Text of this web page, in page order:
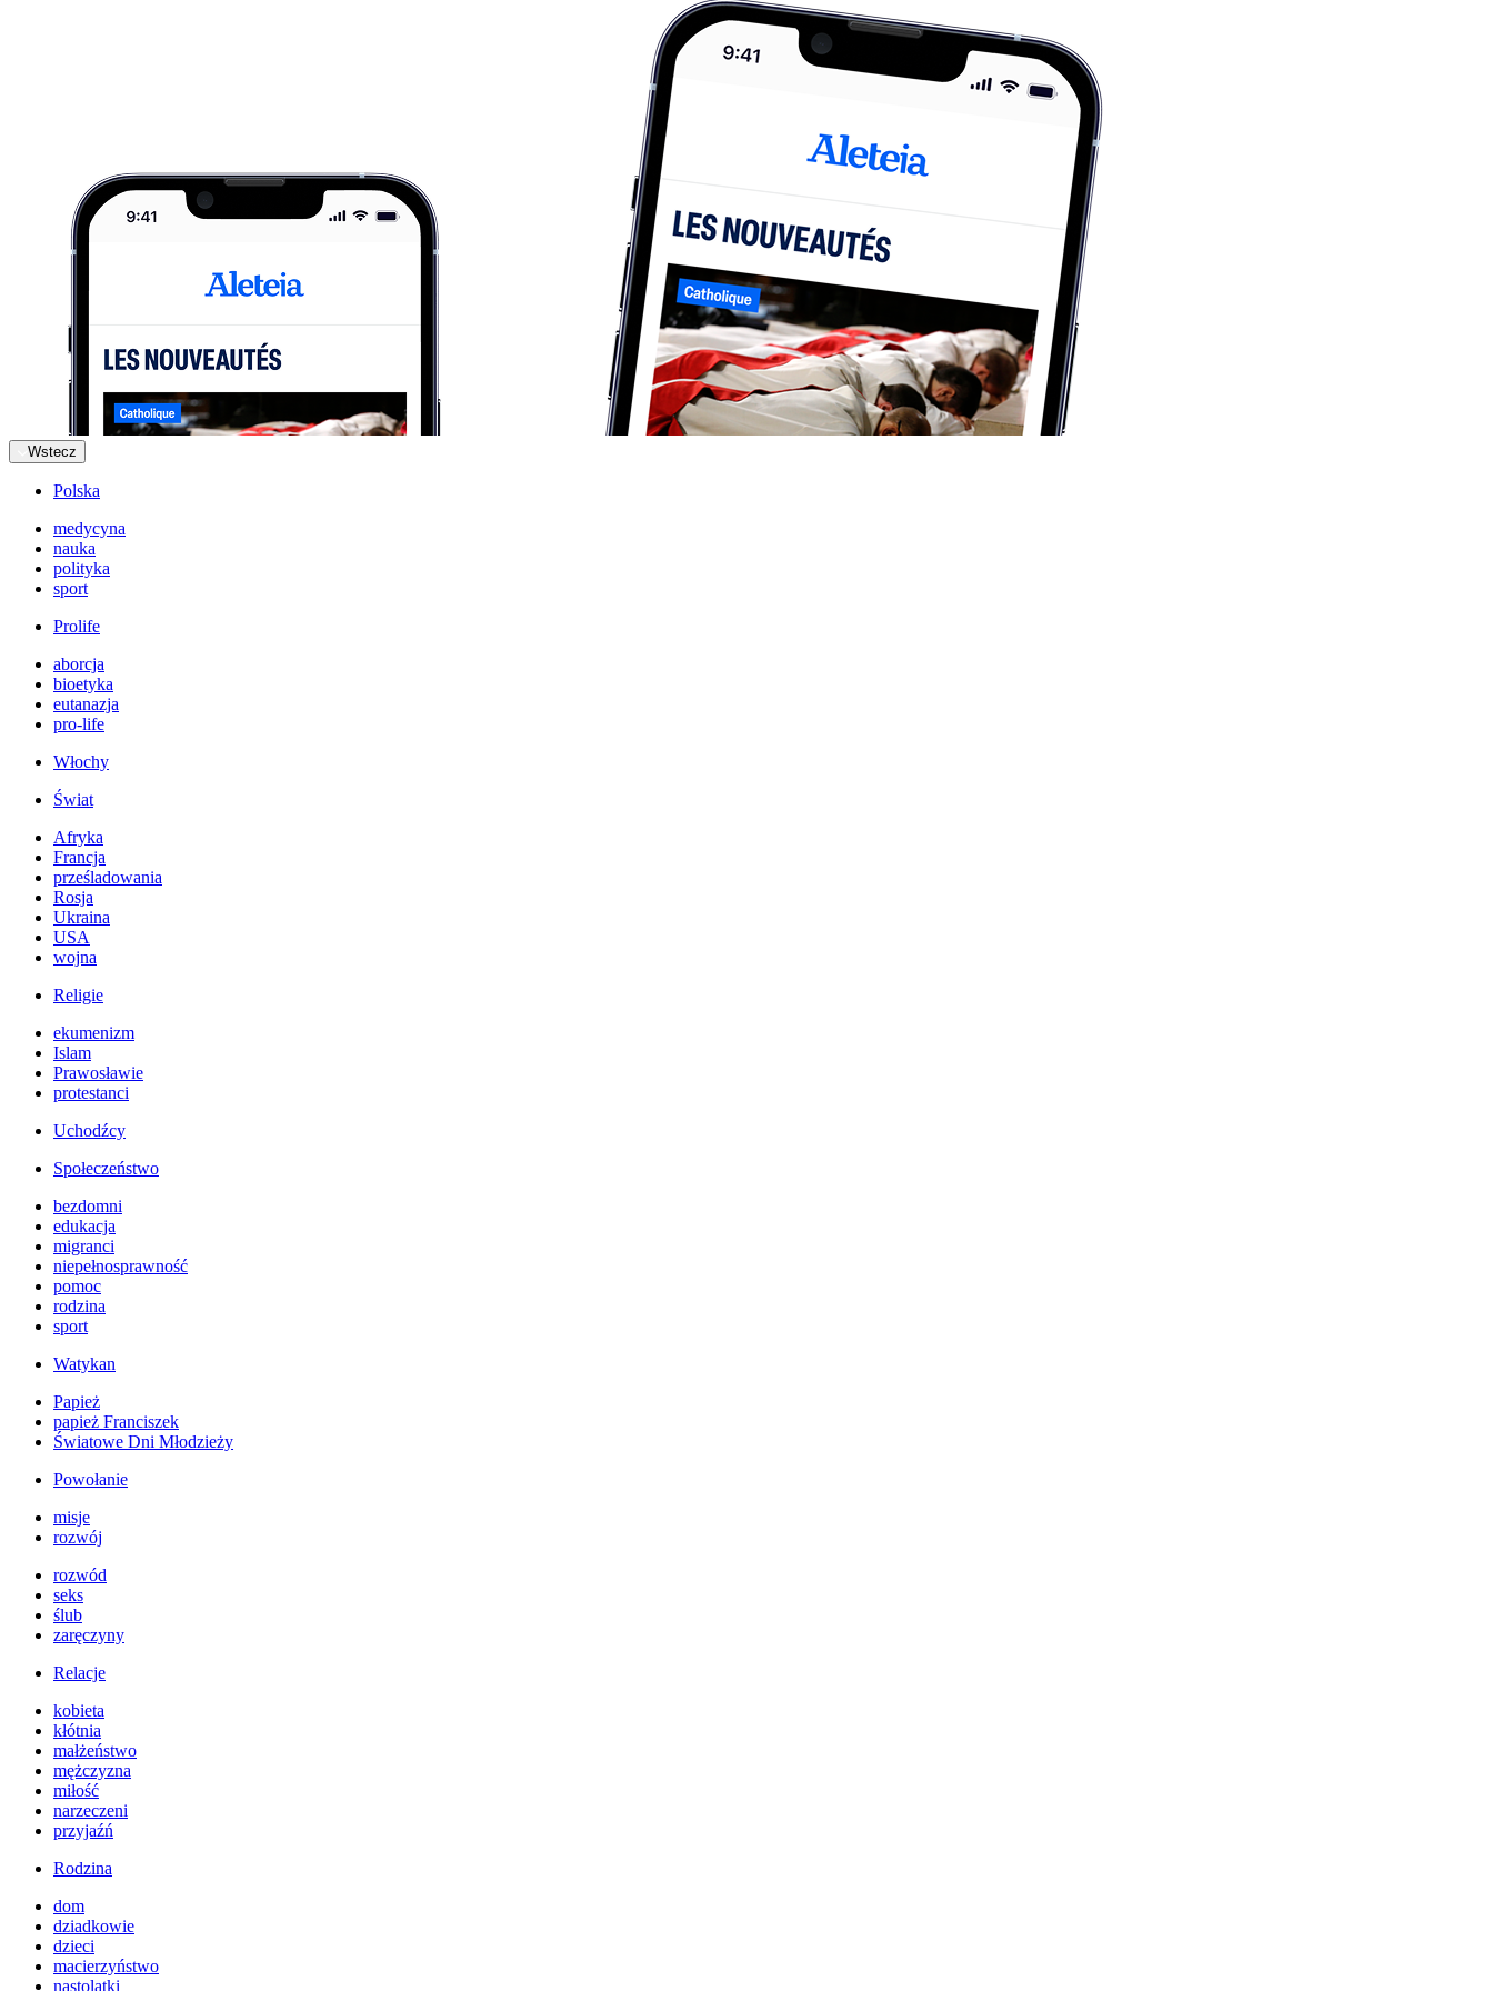
Wstecz
Polska
medycyna
nauka
polityka
sport
Prolife
aborcja
bioetyka
eutanazja
pro-life
Włochy
Świat
Afryka
Francja
prześladowania
Rosja
Ukraina
USA
wojna
Religie
ekumenizm
Islam
Prawosławie
protestanci
Uchodźcy
Społeczeństwo
bezdomni
edukacja
migranci
niepełnosprawność
pomoc
rodzina
sport
Watykan
Papież
papież Franciszek
Światowe Dni Młodzieży
Powołanie
misje
rozwój
rozwód
seks
ślub
zaręczyny
Relacje
kobieta
kłótnia
małżeństwo
mężczyzna
miłość
narzeczeni
przyjaźń
Rodzina
dom
dziadkowie
dzieci
macierzyństwo
nastolatki